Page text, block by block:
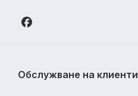
Обслужване на клиенти